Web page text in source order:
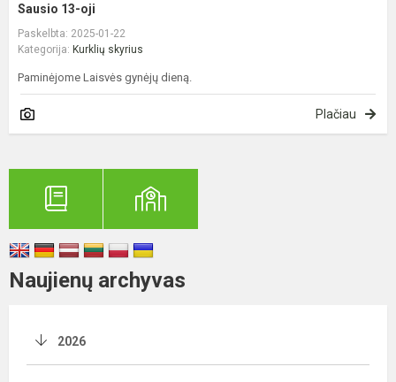
Sausio 13-oji
Paskelbta: 2025-01-22
Kategorija: Kurklių skyrius
Paminėjome Laisvės gynėjų dieną.
Plačiau
Naujienų archyvas
2026